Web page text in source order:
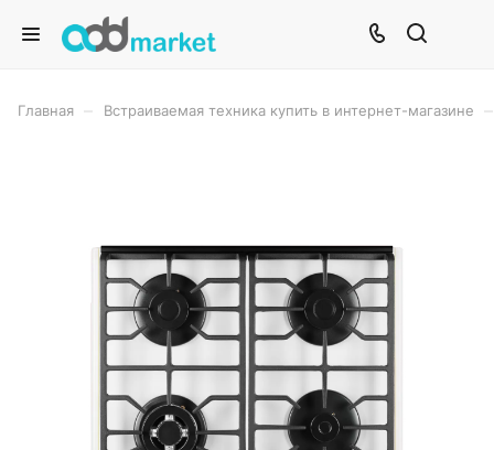
Главная Встраиваемая техника купить в интернет-магазине